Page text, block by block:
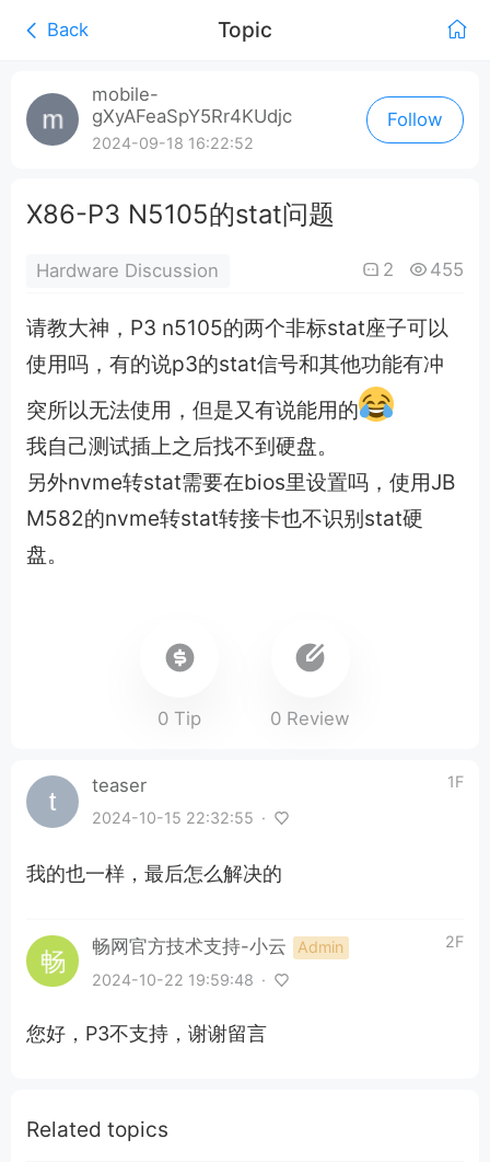
Back Topic
0:00
0:00
mobile-
gXyAFeaSpY5Rr4KUdjc
2024-09-18 16:22:52
Follow
X86-P3 N5105的stat问题
Hardware Discussion 2 455
请教大神，P3 n5105的两个非标stat座子可以
使用吗，有的说p3的stat信号和其他功能有冲
突所以无法使用，但是又有说能用的
我自己测试插上之后找不到硬盘。
另外nvme转stat需要在bios里设置吗，使用JB
M582的nvme转stat转接卡也不识别stat硬
盘。
0 Tip 0 Review
teaser
2024-10-15 22:32:55 ·
1F
我的也一样，最后怎么解决的
畅网官方技术支持-小云
Admin
2024-10-22 19:59:48 ·
2F
您好，P3不支持，谢谢留言
Related topics